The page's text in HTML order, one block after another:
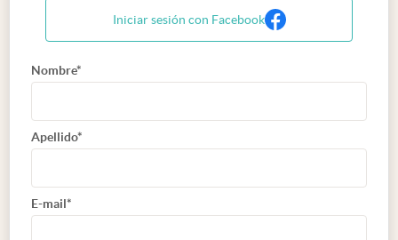
Iniciar sesión con Facebook
Nombre*
Apellido*
E-mail*